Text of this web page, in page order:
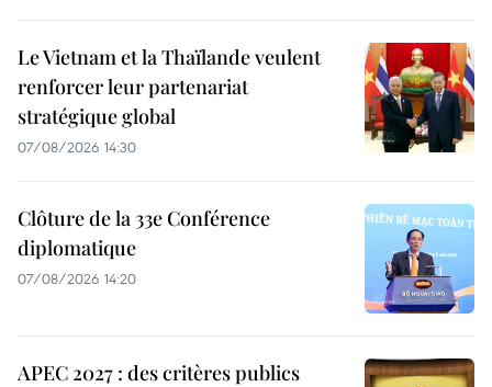
Le Vietnam et la Thaïlande veulent
renforcer leur partenariat
stratégique global
07/08/2026 14:30
Clôture de la 33e Conférence
diplomatique
07/08/2026 14:20
APEC 2027 : des critères publics